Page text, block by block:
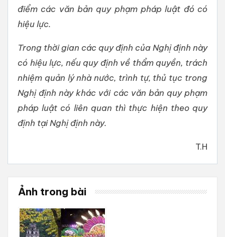
điểm các văn bản quy phạm pháp luật đó có
hiệu lực.
Trong thời gian các quy định của Nghị định này
có hiệu lực, nếu quy định về thẩm quyền, trách
nhiệm quản lý nhà nước, trình tự, thủ tục trong
Nghị định này khác với các văn bản quy phạm
pháp luật có liên quan thì thực hiện theo quy
định tại Nghị định này.
T.H
Ảnh trong bài